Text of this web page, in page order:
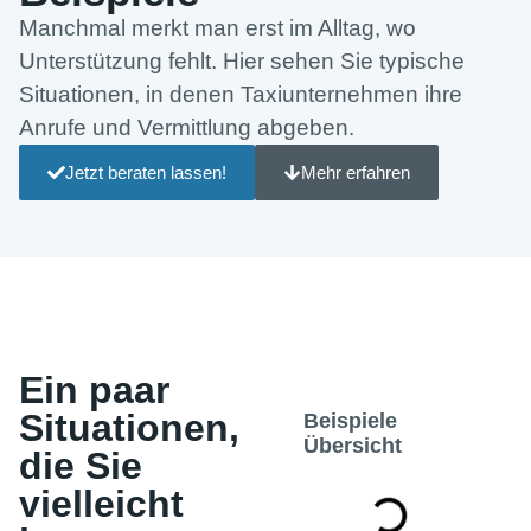
Manchmal merkt man erst im Alltag, wo
Unterstützung fehlt. Hier sehen Sie typische
Situationen, in denen Taxiunternehmen ihre
Anrufe und Vermittlung abgeben.
Jetzt beraten lassen! Mehr erfahren
Ein paar
Situationen,
die Sie
vielleicht
Beispiele
Übersicht